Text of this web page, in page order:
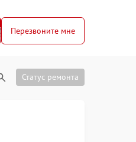
Перезвоните мне
Статус ремонта